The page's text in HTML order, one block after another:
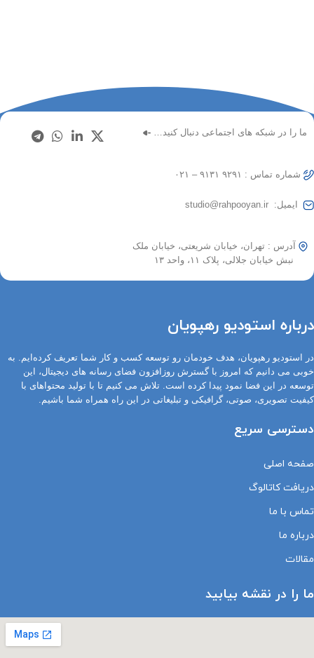
ما را در شبکه های اجتماعی دنبال کنید…
شماره تماس : ۹۲۹۱ ۹۱۳۱ – ۰۲۱
ایمیل: studio@rahpooyan.ir
آدرس : تهران، خیابان شریعتی، خیابان ملک
نبش خیابان جلالی، پلاک ۱۱، واحد ۱۳
درباره استودیو رهپویان
در استودیو رهپویان، هدف خودمان رو توسعه کسب و کار شما تعریف کرده‌ایم. به
خوبی می دانیم که امروز با گسترش روزافزون فضای رسانه های دیجیتال، این
توسعه در این فضا نمود پیدا کرده است. تلاش می کنیم تا با تولید محتواهای با
کیفیت تصویری، صوتی، گرافیکی و تبلیغاتی در این راه همراه شما باشیم.
دسترسی سریع
صفحه اصلی
دریافت کاتالوگ
تماس با ما
درباره ما
مقالات
ما را در نقشه بیابید